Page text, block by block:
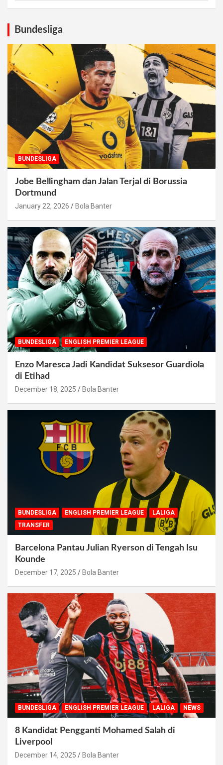
Bundesliga
BUNDESLIGA
Jobe Bellingham dan Jalan Terjal di Borussia
Dortmund
January 22, 2026 Bola Banter
BUNDESLIGA ENGLISH PREMIER LEAGUE
Enzo Maresca Jadi Kandidat Suksesor Guardiola
di Etihad
December 18, 2025 Bola Banter
BUNDESLIGA ENGLISH PREMIER LEAGUE
LALIGA
TRANSFER
Barcelona Pantau Julian Ryerson di Tengah Isu
Kounde
December 17, 2025 Bola Banter
BUNDESLIGA ENGLISH PREMIER LEAGUE LALIGA NEWS
8 Kandidat Pengganti Mohamed Salah di
Liverpool
December 14, 2025 Bola Banter